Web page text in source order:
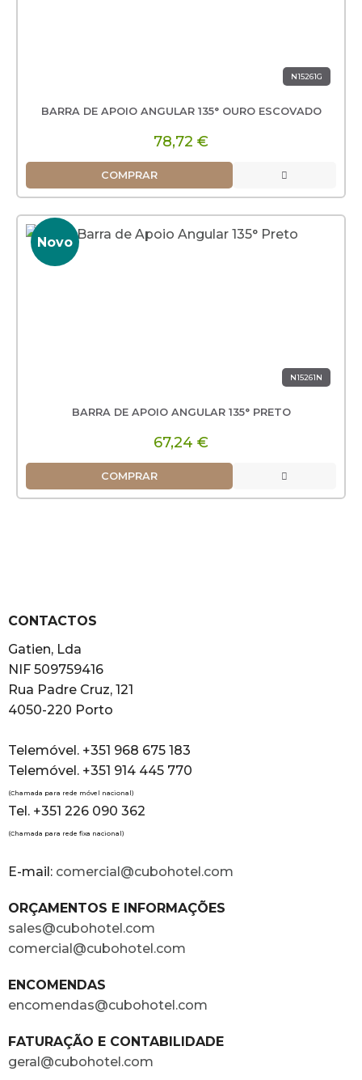
N15261G
BARRA DE APOIO ANGULAR 135° OURO ESCOVADO
78,72 €
COMPRAR
Novo
N15261N
BARRA DE APOIO ANGULAR 135° PRETO
67,24 €
COMPRAR
CONTACTOS
Gatien, Lda
NIF 509759416
Rua Padre Cruz, 121
4050-220 Porto
Telemóvel. +351 968 675 183
Telemóvel. +351 914 445 770
(Chamada para rede móvel nacional)
Tel. +351 226 090 362
(Chamada para rede fixa nacional)
E-mail: comercial@cubohotel.com
ORÇAMENTOS E INFORMAÇÕES
sales@cubohotel.com
comercial@cubohotel.com
ENCOMENDAS
encomendas@cubohotel.com
FATURAÇÃO E CONTABILIDADE
geral@cubohotel.com